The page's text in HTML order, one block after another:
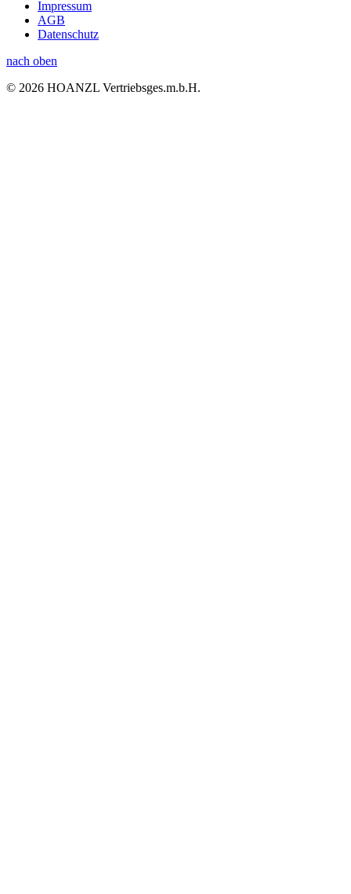
Impressum
AGB
Datenschutz
nach oben
© 2026 HOANZL Vertriebsges.m.b.H.